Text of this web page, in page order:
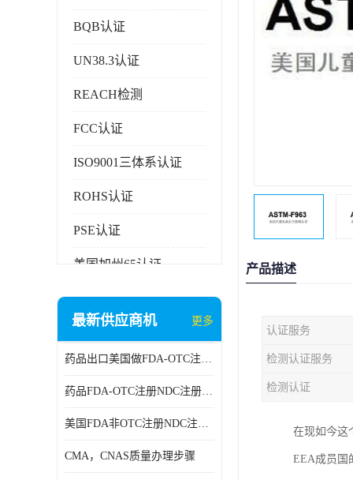
BQB认证
UN38.3认证
REACH检测
FCC认证
ISO9001三体系认证
ROHS认证
PSE认证
美国加州65认证
AAA信用证书
RCM，C-TICK，SAA
商标专利办理
最新供应商机 更多
药品出口美国做FDA-OTC注册NDC注册周期时间
药品FDA-OTC注册NDC注册办理资料
美国FDA非OTC注册NDC注册办理流程
CMA，CNAS质量办理步骤
产品描述
认证服务
检测认证服务
检测认证
在现如今这
EEA成员国